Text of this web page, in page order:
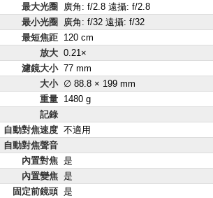
最大光圈
廣角: f/2.8 遠攝: f/2.8
最小光圈
廣角: f/32 遠攝: f/32
最短焦距 120 cm
放大 0.21×
濾鏡大小 77 mm
大小 ∅ 88.8 × 199 mm
重量 1480 g
記錄
自動對焦速度 不適用
自動對焦聲音
內置對焦 是
內置變焦 是
固定前鏡頭 是